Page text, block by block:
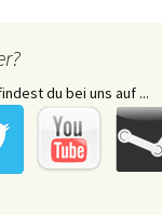
du bei uns auf ...